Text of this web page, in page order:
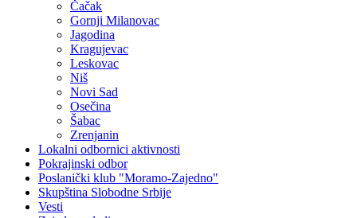
Čačak
Gornji Milanovac
Jagodina
Kragujevac
Leskovac
Niš
Novi Sad
Osečina
Šabac
Zrenjanin
Lokalni odbornici aktivnosti
Pokrajinski odbor
Poslanički klub "Moramo-Zajedno"
Skupština Slobodne Srbije
Vesti